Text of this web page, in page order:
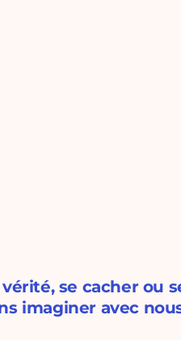
se cacher ou
imaginer avec